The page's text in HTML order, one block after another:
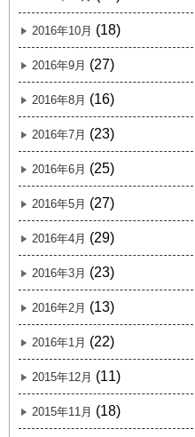
2016年10月 (18)
2016年9月 (27)
2016年8月 (16)
2016年7月 (23)
2016年6月 (25)
2016年5月 (27)
2016年4月 (29)
2016年3月 (23)
2016年2月 (13)
2016年1月 (22)
2015年12月 (11)
2015年11月 (18)